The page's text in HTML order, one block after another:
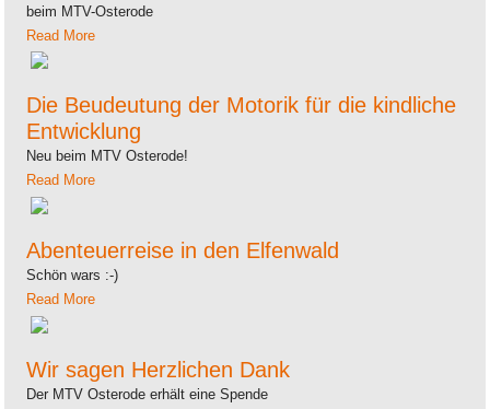
beim MTV-Osterode
Read More
Die Beudeutung der Motorik für die kindliche
Entwicklung
Neu beim MTV Osterode!
Read More
Abenteuerreise in den Elfenwald
Schön wars :-)
Read More
Wir sagen Herzlichen Dank
Der MTV Osterode erhält eine Spende